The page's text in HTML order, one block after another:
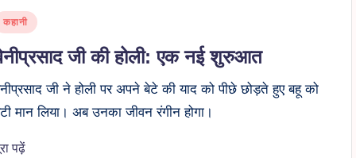
कहानी
जी की होली: एक नई शुरुआत
जी ने होली पर अपने बेटे की याद को पीछे छोड़ते हुए बहू को
मान लिया। अब उनका जीवन रंगीन होगा।
पढ़ें